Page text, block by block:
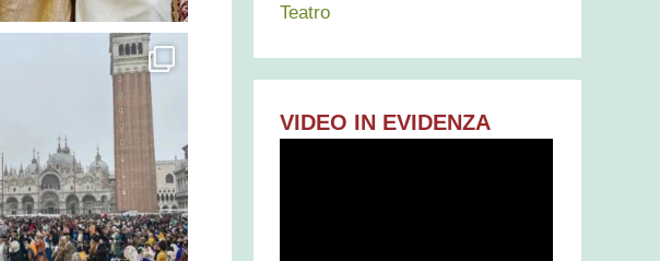
Teatro
VIDEO IN EVIDENZA